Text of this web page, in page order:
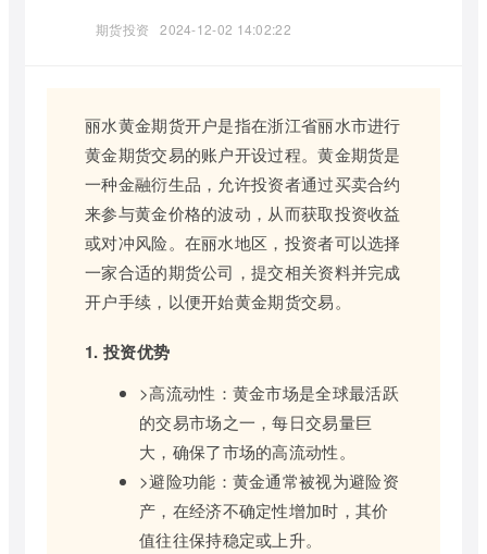
期货投资 2024-12-02 14:02:22
丽水黄金期货开户是指在浙江省丽水市进行
黄金期货交易的账户开设过程。黄金期货是
一种金融衍生品，允许投资者通过买卖合约
来参与黄金价格的波动，从而获取投资收益
或对冲风险。在丽水地区，投资者可以选择
一家合适的期货公司，提交相关资料并完成
开户手续，以便开始黄金期货交易。
1. 投资优势
>高流动性：黄金市场是全球最活跃
的交易市场之一，每日交易量巨
大，确保了市场的高流动性。
>避险功能：黄金通常被视为避险资
产，在经济不确定性增加时，其价
值往往保持稳定或上升。